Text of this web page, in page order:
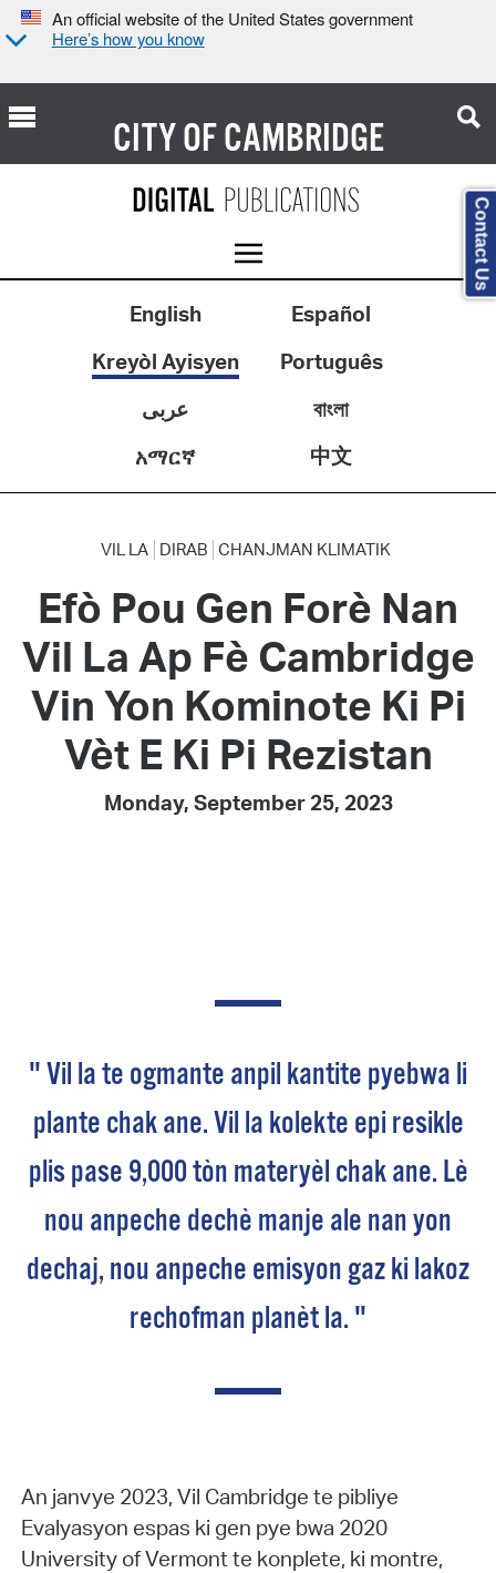
An official website of the United States government
Here’s how you know
CITY OFCAMBRIDGE
English
Español
Kreyòl Ayisyen
Português
عربى
বাংলা
አማርኛ
中文
VIL LA DIRAB CHANJMAN KLIMATIK
Efò Pou Gen Forè Nan
Vil La Ap Fè Cambridge
Vin Yon Kominote Ki Pi
Vèt E Ki Pi Rezistan
Monday, September 25, 2023
" Vil la te ogmante anpil kantite pyebwa li
plante chak ane. Vil la kolekte epi resikle
plis pase 9,000 tòn materyèl chak ane. Lè
nou anpeche dechè manje ale nan yon
dechaj, nou anpeche emisyon gaz ki lakoz
rechofman planèt la. "
An janvye 2023, Vil Cambridge te pibliye
Evalyasyon espas ki gen pye bwa 2020
University of Vermont te konplete, ki montre,
Contact Us